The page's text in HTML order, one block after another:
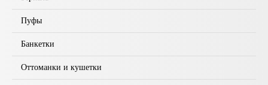
Пуфы
Банкетки
Оттоманки и кушетки